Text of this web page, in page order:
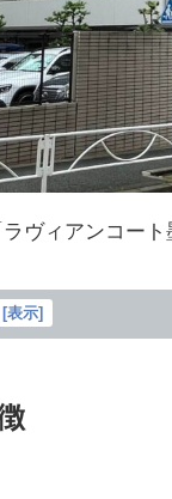
ヴィアンコート
[表示]